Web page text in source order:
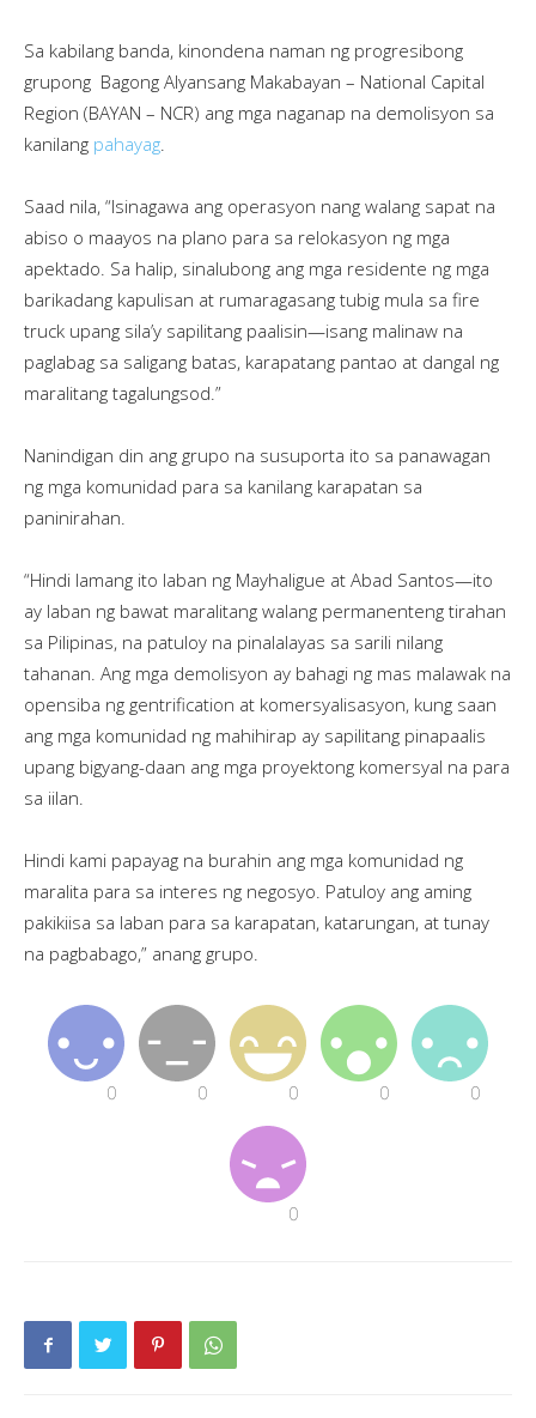
Sa kabilang banda, kinondena naman ng progresibong
grupong Bagong Alyansang Makabayan – National Capital
Region (BAYAN – NCR) ang mga naganap na demolisyon sa
kanilang pahayag
Saad nila, “Isinagawa ang operasyon nang walang sapat na
abiso o maayos na plano para sa relokasyon ng mga
apektado. Sa halip, sinalubong ang mga residente ng mga
barikadang kapulisan at rumaragasang tubig mula sa fire
truck upang sila’y sapilitang paalisin—isang malinaw na
paglabag sa saligang batas, karapatang pantao at dangal ng
maralitang tagalungsod.”
Nanindigan din ang grupo na susuporta ito sa panawagan
ng mga komunidad para sa kanilang karapatan sa
paninirahan.
“Hindi lamang ito laban ng Mayhaligue at Abad Santos—ito
ay laban ng bawat maralitang walang permanenteng tirahan
sa Pilipinas, na patuloy na pinalalayas sa sarili nilang
tahanan. Ang mga demolisyon ay bahagi ng mas malawak na
opensiba ng gentrification at komersyalisasyon, kung saan
ang mga komunidad ng mahihirap ay sapilitang pinapaalis
upang bigyang-daan ang mga proyektong komersyal na para
sa iilan.
Hindi kami papayag na burahin ang mga komunidad ng
maralita para sa interes ng negosyo. Patuloy ang aming
pakikiisa sa laban para sa karapatan, katarungan, at tunay
na pagbabago,” anang grupo.